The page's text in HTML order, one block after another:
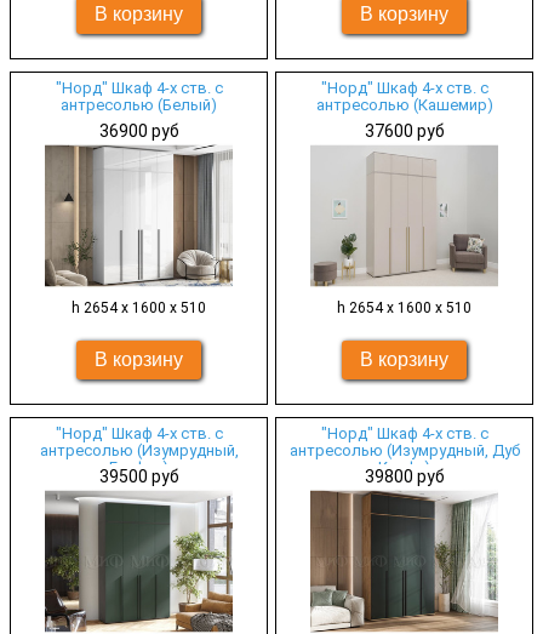
"Норд" Шкаф 4-х ств. с
антресолью (Белый)
36900 руб
h 2654 х 1600 х 510
"Норд" Шкаф 4-х ств. с
антресолью (Кашемир)
37600 руб
h 2654 х 1600 х 510
"Норд" Шкаф 4-х ств. с
антресолью (Изумрудный,
Графит)
39500 руб
"Норд" Шкаф 4-х ств. с
антресолью (Изумрудный, Дуб
Крафт)
39800 руб